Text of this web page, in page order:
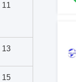
11
13
15